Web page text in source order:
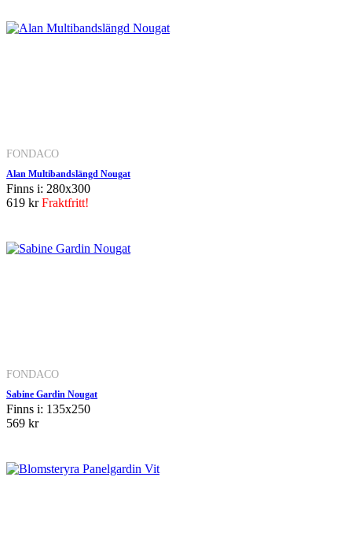
FONDACO
Alan Multibandslängd Nougat
Finns i: 280x300
619 krFraktfritt!
FONDACO
Sabine Gardin Nougat
Finns i: 135x250
569 kr